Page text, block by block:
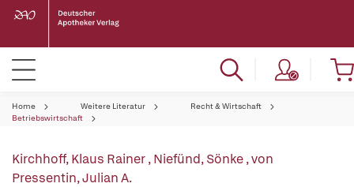
Home Weitere Literatur
Recht & Wirtschaft
Betriebswirtschaft
Kirchhoff, Klaus Rainer,Niefünd, Sönke,von
Pressentin, Julian A.